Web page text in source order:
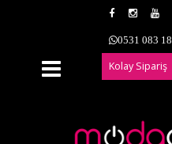
0531 083
Kolay Sipariş